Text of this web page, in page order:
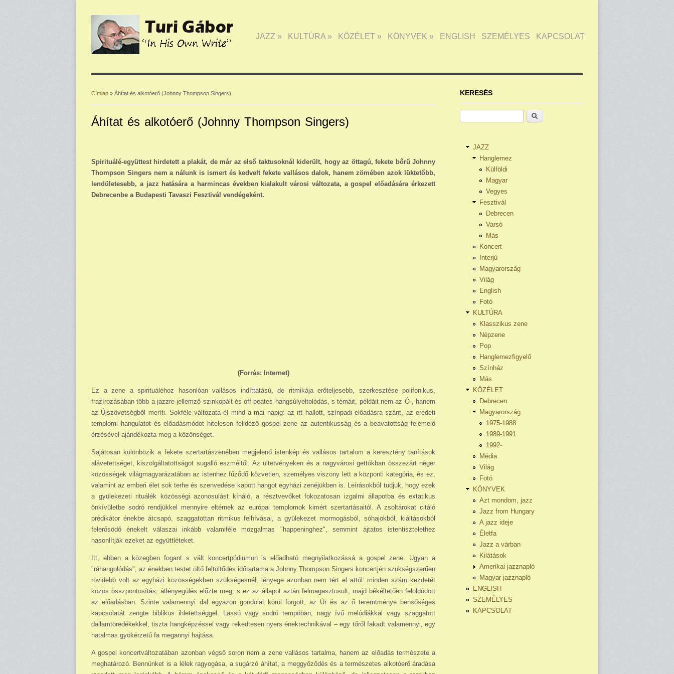
JAZZ » KULTÚRA » KÖZÉLET » KÖNYVEK » ENGLISH SZEMÉLYES KAPCSOLAT
Címlap » Áhítat és alkotóerő (Johnny Thompson Singers)
Áhítat és alkotóerő (Johnny Thompson Singers)
Spirituálé-együttest hirdetett a plakát, de már az első taktusoknál kiderült, hogy az öttagú, fekete bőrű Johnny
Thompson Singers nem a nálunk is ismert és kedvelt fekete vallásos dalok, hanem zömében azok lüktetőbb,
lendületesebb, a jazz hatására a harmincas években kialakult városi változata, a gospel előadására érkezett
Debrecenbe a Budapesti Tavaszi Fesztivál vendégeként.
(Forrás: Internet)
Ez a zene a spirituáléhoz hasonlóan vallásos indíttatású, de ritmikája erőteljesebb, szerkesztése polifonikus,
frazírozásában több a jazzre jellemző szinkopált és off-beat­es hangsúlyeltolódás, s témáit, példáit nem az Ó-, hanem
az Újszövetségből meríti. Sokféle változata él mind a mai napig: az itt hallott, színpadi előadásra szánt, az eredeti
templomi hangulatot és előadásmódot hitelesen felidéző gospel zene az autentikusság és a beavatottság felemelő
érzésével ajándékozta meg a közönséget.
Sajátosan különbözik a fekete szertartászenében megjelenő istenkép és vallásos tartalom a keresztény tanítások
alávetettséget, kiszolgáltatottságot sugalló eszméitől. Az ültetvényeken és a nagyvárosi gettókban összezárt néger
közösségek világmagyarázatában az istenhez fűződő közvetlen, személyes viszony lett a központi kategória, és ez,
valamint az emberi élet sok terhe és szenvedése kapott hangot egyházi zenéjükben is. Leírásokból tudjuk, hogy ezek
a gyülekezeti rituálék közösségi azonosulást kínáló, a résztvevőket fokozatosan izgalmi állapotba és extatikus
önkívületbe sodró rendjükkel mennyire eltérnek az európai templomok kimért szertartásaitól. A zsoltárokat citáló
prédikátor énekbe átcsapó, szaggatottan ritmikus felhívásai, a gyülekezet mormogásból, sóhajokból, kiáltásokból
felerősödő énekelt válaszai inkább valamiféle mozgalmas "happeninghez", semmint ájtatos istentisztelethez
hasonlítják ezeket az együttléteket.
Itt, ebben a közegben fogant s vált koncertpódiumon is előadható megnyilatkozássá a gospel zene. Ugyan a
"ráhangolódás", az énekben testet öltő feltöltődés időtartama a Johnny Thompson Singers koncertjén szükségszerűen
rövidebb volt az egyházi közösségekben szükségesnél, lényege azonban nem tért el attól: minden szám kezdetét
közös összpontosítás, átlényegülés előzte meg, s ez az állapot aztán felmagasztosult, majd békéltetően feloldódott
az előadásban. Szinte valamennyi dal egyazon gondolat körül forgott, az Úr és az ő teremtménye bensőséges
kapcsolatát zengte biblikus ihletettséggel. Lassú vagy sodró tempóban, nagy ívű melódiákkal vagy szaggatott
dallamtöredékekkel, tiszta hangképzéssel vagy rekedtesen nyers énektechnikával – egy tőről fakadt valamennyi, egy
hatalmas gyökérzetű fa megannyi hajtása.
A gospel koncertváltozatában azonban végső soron nem a zene vallásos tartalma, hanem az előadás természete a
meghatározó. Bennünket is a lélek ragyogása, a sugárzó áhítat, a meggyőződés és a természetes alkotóerő áradása
KERESÉS
Keresés
JAZZ
Hanglemez
Külföldi
Magyar
Vegyes
Fesztivál
Debrecen
Varsó
Más
Koncert
Interjú
Magyarország
Világ
English
Fotó
KULTÚRA
Klasszikus zene
Népzene
Pop
Hanglemezfigyelő
Színház
Más
KÖZÉLET
Debrecen
Magyarország
1975-1988
1989-1991
1992-
Média
Világ
Fotó
KÖNYVEK
Azt mondom, jazz
Jazz from Hungary
A jazz ideje
Életfa
Jazz a várban
Kilátások
Amerikai jazznapló
Magyar jazznapló
ENGLISH
SZEMÉLYES
KAPCSOLAT